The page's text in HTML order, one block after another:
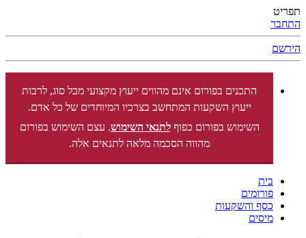
תפריט
התחבר
הירשם
התכנים בפורום אינם מהווים ייעוץ מקצועי מכל סוג, לרבות
ייעוץ השקעות המתחשב בצרכיו המיוחדים של כל אדם.
השימוש בפורום כפוףלתנאי השימוש. עצם השימוש בפורום
מהווה הסכמה מלאה לתנאים אלה.
בית
פורומים
כסף והשקעות
מיסים